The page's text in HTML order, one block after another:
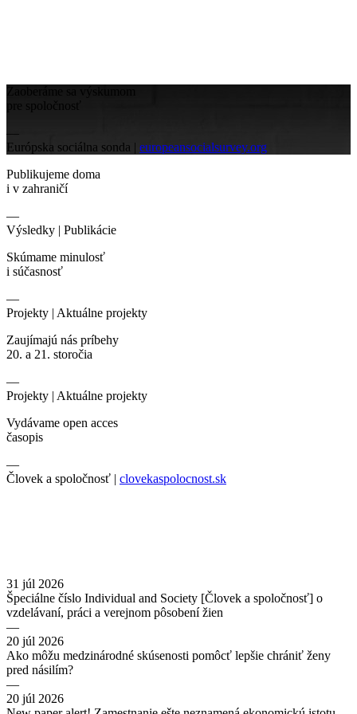
pre spoločnosť
—
Európska sociálna sonda | europeansocialsurvey.org
Publikujeme doma
i v zahraničí
—
Výsledky | Publikácie
Skúmame minulosť
i súčasnosť
—
Projekty | Aktuálne projekty
Zaujímajú nás príbehy
20. a 21. storočia
—
Projekty | Aktuálne projekty
Vydávame open acces
časopis
—
Človek a spoločnosť | clovekaspolocnost.sk
31 júl 2026
Špeciálne číslo Individual and Society [Človek a spoločnosť] o
vzdelávaní, práci a verejnom pôsobení žien
—
20 júl 2026
Ako môžu medzinárodné skúsenosti pomôcť lepšie chrániť ženy
pred násilím?
—
20 júl 2026